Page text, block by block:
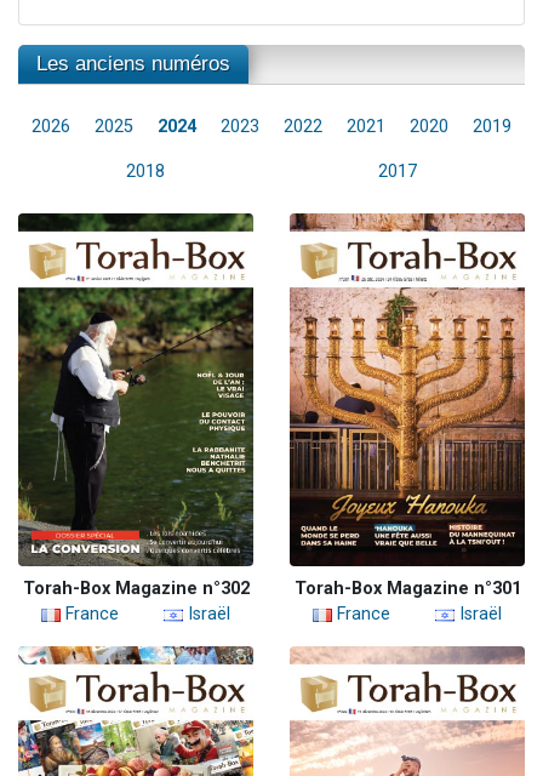
Les anciens numéros
2026 2025 2024 2023 2022 2021 2020 2019
2018 2017
Torah-Box Magazine n°302
France
Israël
Torah-Box Magazine n°301
France
Israël